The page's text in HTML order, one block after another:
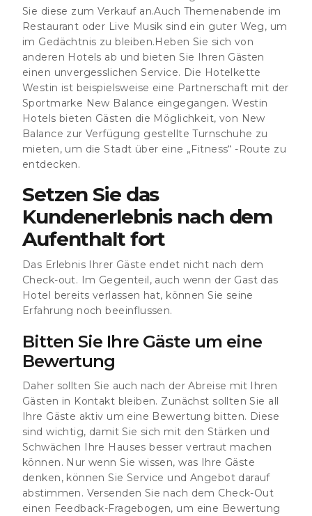
Sie diese zum Verkauf an.Auch Themenabende im
Restaurant oder Live Musik sind ein guter Weg, um
im Gedächtnis zu bleiben.Heben Sie sich von
anderen Hotels ab und bieten Sie Ihren Gästen
einen unvergesslichen Service. Die Hotelkette
Westin ist beispielsweise eine Partnerschaft mit der
Sportmarke New Balance eingegangen. Westin
Hotels bieten Gästen die Möglichkeit, von New
Balance zur Verfügung gestellte Turnschuhe zu
mieten, um die Stadt über eine „Fitness“ -Route zu
entdecken.
Setzen Sie das
Kundenerlebnis nach dem
Aufenthalt fort
Das Erlebnis Ihrer Gäste endet nicht nach dem
Check-out. Im Gegenteil, auch wenn der Gast das
Hotel bereits verlassen hat, können Sie seine
Erfahrung noch beeinflussen.
Bitten Sie Ihre Gäste um eine
Bewertung
Daher sollten Sie auch nach der Abreise mit Ihren
Gästen in Kontakt bleiben. Zunächst sollten Sie all
Ihre Gäste aktiv um eine Bewertung bitten. Diese
sind wichtig, damit Sie sich mit den Stärken und
Schwächen Ihre Hauses besser vertraut machen
können. Nur wenn Sie wissen, was Ihre Gäste
denken, können Sie Service und Angebot darauf
abstimmen. Versenden Sie nach dem Check-Out
einen Feedback-Fragebogen, um eine Bewertung